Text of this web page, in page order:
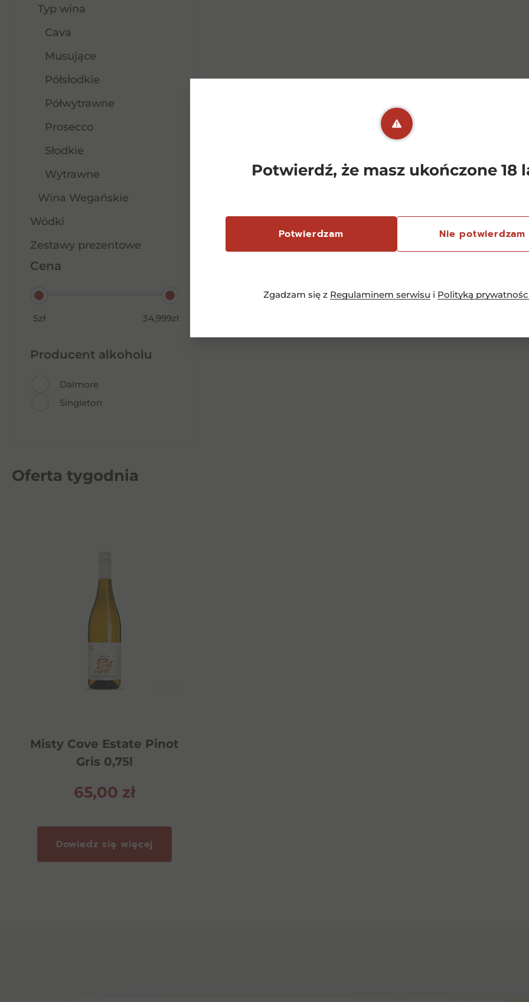
Potwierdź, że masz ukończone 18
Potwierdzam Nie potwierdzam
Zgadzam się z Regulaminem serwisu i Polityką
Typ wina
Cava
Musujące
Półsłodkie
Półwytrawne
Prosecco
Słodkie
Wytrawne
Wina Wegańskie
Wódki
Zestawy prezentowe
Cena
5zł 34,999zł
Producent alkoholu
Dalmore
Singleton
Oferta tygodnia
Misty Cove Estate Pinot
Gris 0,75l
65,00 zł
Dowiedz się więcej